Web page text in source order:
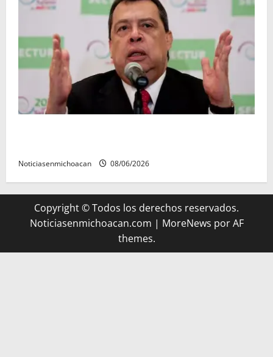
Noticiasenmichoacan 08/06/2026
Copyright © Todos los derechos reservados.
Noticiasenmichoacan.com | MoreNews por AF
themes.